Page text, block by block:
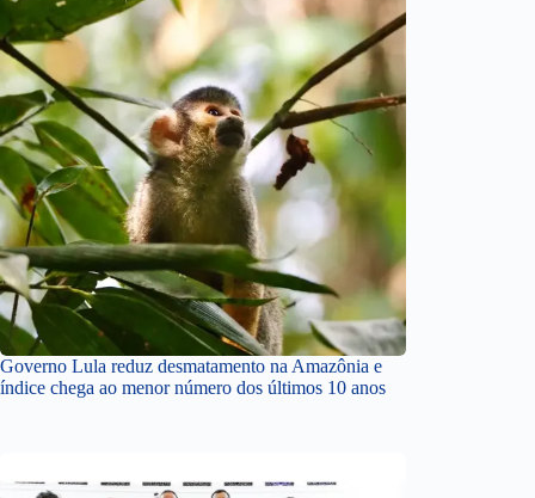
Governo Lula reduz desmatamento na Amazônia e
índice chega ao menor número dos últimos 10 anos